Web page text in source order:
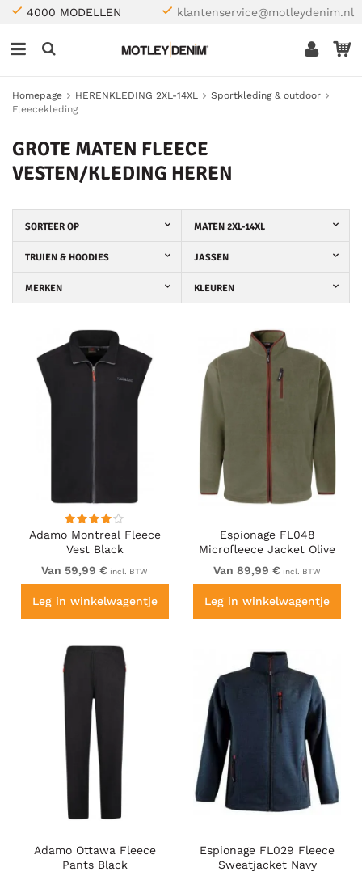
4000 MODELLEN klantenservice@motleydenim.nl
Homepage HERENKLEDING 2XL-14XL
Sportkleding & outdoor
Fleecekleding
GROTE MATEN FLEECE
VESTEN/KLEDING HEREN
SORTEER OP MATEN 2XL-14XL
TRUIEN & HOODIES JASSEN
MERKEN KLEUREN
Adamo Montreal Fleece
Vest Black
Van 59,99 € incl. BTW
Leg in winkelwagentje
Espionage FL048
Microfleece Jacket Olive
Green
Van 89,99 € incl. BTW
Leg in winkelwagentje
Adamo Ottawa Fleece
Pants Black
Espionage FL029 Fleece
Sweatjacket Navy